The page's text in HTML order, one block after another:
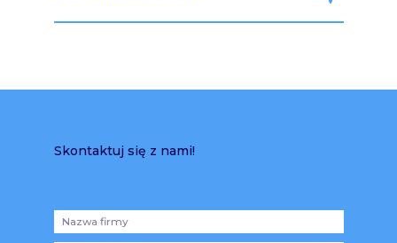
Skontaktuj się z nami!